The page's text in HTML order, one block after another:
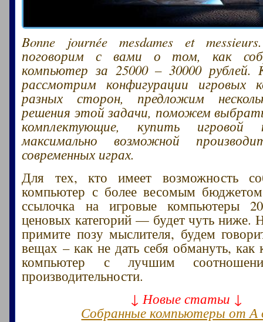
Bonne journée mesdames et
поговорим с вами о том, как
компьютер за 25000 – 30000
рассмотрим конфигурации игровых
разных сторон, предложим
решения этой задачи, поможем
комплектующие, купить игровой
максимально возможной
современных играх.
Для тех, кто имеет возможность
компьютер с более весомым
ссылочка на игровые компьютеры
ценовых категорий — будет чуть ниже.
примите позу мыслителя, будем
вещах – как не дать себя обмануть, как
компьютер с лучшим
производительности.
↓ Новые статьи ↓
Собранные компьютеры от А